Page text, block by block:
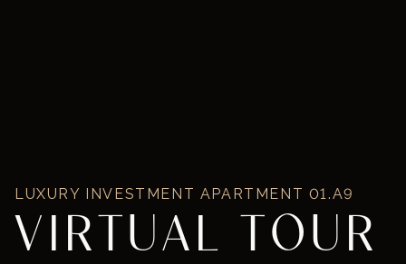
LUXURY INVESTMENT APARTMENT 01.A9
VIRTUAL TOUR